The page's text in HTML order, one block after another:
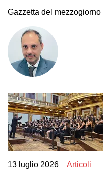
Gazzetta del mezzogiorno
13 luglio 2026 Articoli